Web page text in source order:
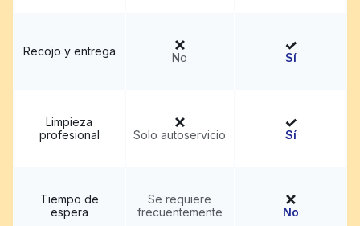
Recojo y entrega No Sí
Limpieza
profesional
Solo autoservicio Sí
Tiempo de
espera
Se requiere
frecuentemente
No